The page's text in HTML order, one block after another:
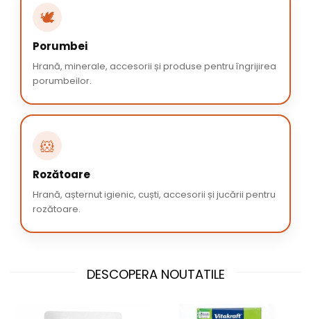
🕊️
Porumbei
Hrană, minerale, accesorii și produse pentru îngrijirea
porumbeilor.
🐹
Rozătoare
Hrană, așternut igienic, cuști, accesorii și jucării pentru
rozătoare.
DESCOPERA NOUTATILE